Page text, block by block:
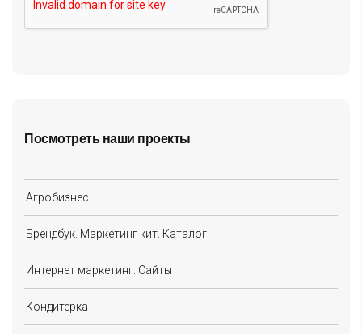
Посмотреть наши проекты
Агробизнес
Брендбук. Маркетинг кит. Каталог
Интернет маркетинг. Сайты
Кондитерка